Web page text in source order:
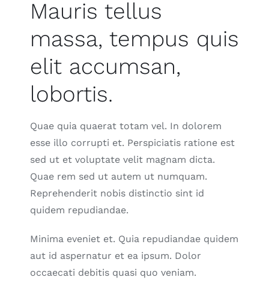
Mauris tellus
massa, tempus quis
elit accumsan,
lobortis.
Quae quia quaerat totam vel. In dolorem
esse illo corrupti et. Perspiciatis ratione est
sed ut et voluptate velit magnam dicta.
Quae rem sed ut autem ut numquam.
Reprehenderit nobis distinctio sint id
quidem repudiandae.
Minima eveniet et. Quia repudiandae quidem
aut id aspernatur et ea ipsum. Dolor
occaecati debitis quasi quo veniam.